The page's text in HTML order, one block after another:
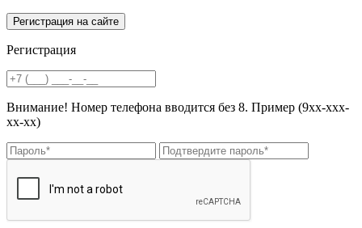
Регистрация
Внимание! Номер телефона вводится без 8. Пример (9хх-ххх-
хх-хх)